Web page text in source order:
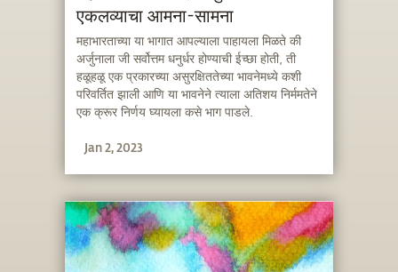
एकलव्याचा आमना-सामना
महाभारताच्या या भागात आपल्याला पाहायला मिळते की
अर्जुनाला जी सर्वोत्तम धनुर्धर होण्याची ईच्छा होती, ती
हळूहळू एक प्रकारच्या असुरक्षिततेच्या भावनेमध्ये कशी
परिवर्तित झाली आणि या भावनेने त्याला अतिशय निर्ममतेने
एक क्रूर निर्णय घ्यायला कसे भाग पाडले.
Jan 2, 2023